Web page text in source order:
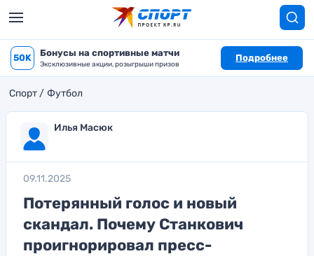
50K Бонусы на спортивные матчи
Эксклюзивные акции, розыгрыши призов
Подробнее
Спорт Футбол
Илья Масюк
09.11.2025
Потерянный голос и новый
скандал. Почему Станкович
проигнорировал пресс-